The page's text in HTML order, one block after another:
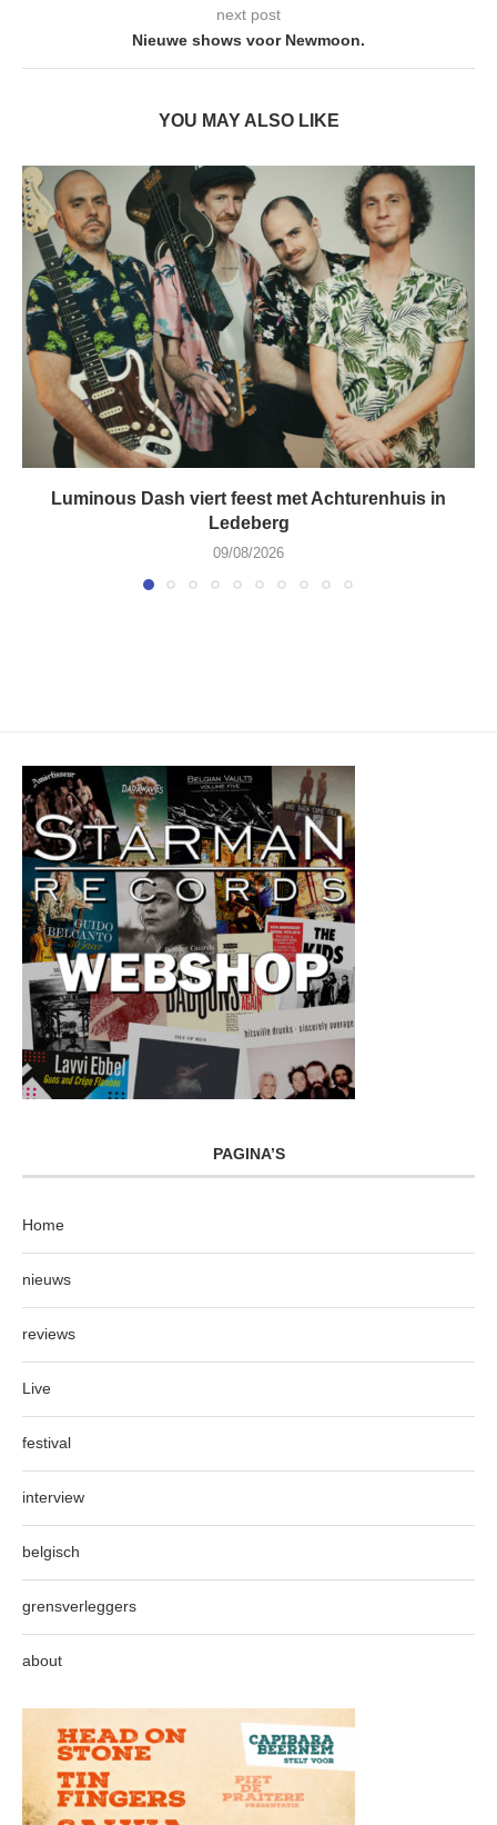
next post
Nieuwe shows voor Newmoon.
YOU MAY ALSO LIKE
Luminous Dash viert feest met Achturenhuis in
Ledeberg
09/08/2026
PAGINA’S
Home
nieuws
reviews
Live
festival
interview
belgisch
grensverleggers
about